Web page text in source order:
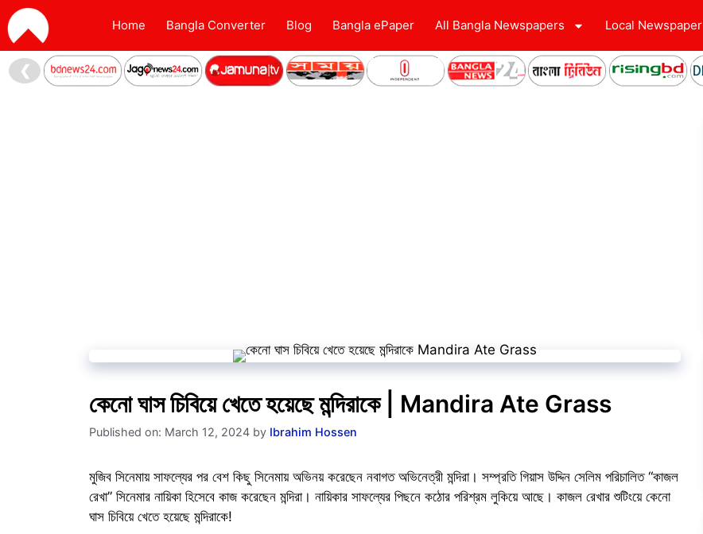
Home Bangla Converter Blog Bangla ePaper All Bangla Newspapers Local Newspaper
❮
কেনো ঘাস চিবিয়ে খেতে হয়েছে মন্দিরাকে | Mandira Ate Grass
Published on: March 12, 2024 by Ibrahim Hossen
মুজিব সিনেমায় সাফল্যের পর বেশ কিছু সিনেমায় অভিনয় করেছেন নবাগত অভিনেত্রী মন্দিরা। সম্প্রতি গিয়াস উদ্দিন সেলিম পরিচালিত “কাজল
রেখা” সিনেমার নায়িকা হিসেবে কাজ করেছেন মন্দিরা। নায়িকার সাফল্যের পিছনে কঠোর পরিশ্রম লুকিয়ে আছে। কাজল রেখার শুটিংয়ে কেনো
ঘাস চিবিয়ে খেতে হয়েছে মন্দিরাকে!